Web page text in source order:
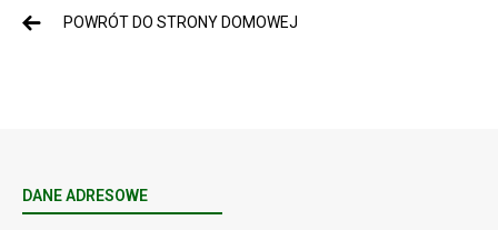
POWRÓT DO STRONY DOMOWEJ
DANE ADRESOWE